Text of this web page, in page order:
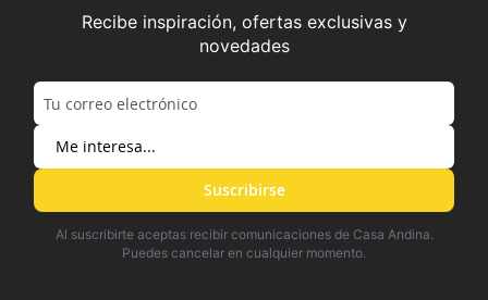
Recibe inspiración, ofertas exclusivas y
novedades
Suscribirse
Al suscribirte aceptas recibir comunicaciones de Casa Andina.
Puedes cancelar en cualquier momento.